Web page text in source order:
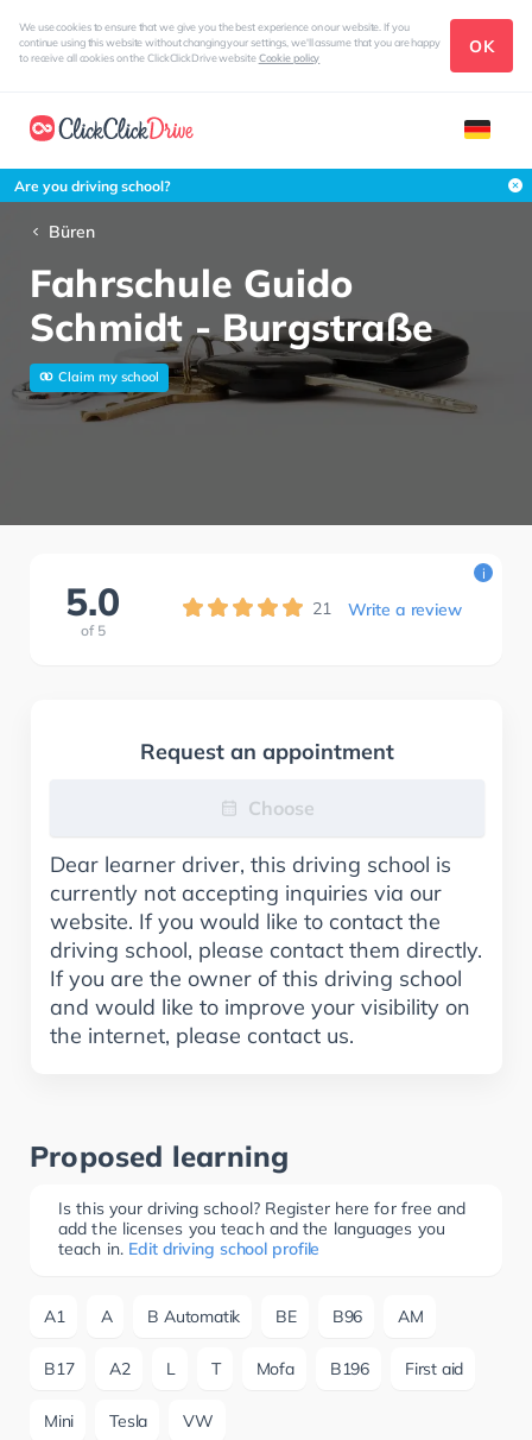
We use cookies to ensure that we give you the best experience on our website. If you
continue using this website without changing your settings, we'll assume that you are happy
to receive all cookies on the ClickClickDrive websiteCookie policy
OK
Are you driving school?
Büren
Fahrschule Guido
Schmidt - Burgstraße
Claim my school
5.0
of 5
21 Write a review
i
Request an appointment
Choose
Dear learner driver, this driving school is
currently not accepting inquiries via our
website. If you would like to contact the
driving school, please contact them directly.
If you are the owner of this driving school
and would like to improve your visibility on
the internet, please contact us.
Proposed learning
Is this your driving school? Register here for free and
add the licenses you teach and the languages you
teach in. Edit driving school profile
A1 A B Automatik BE B96 AM
B17 A2 L T Mofa B196 First aid
Mini Tesla VW